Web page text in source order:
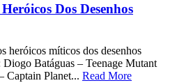
Dos Desenhos
heróicos míticos dos desenhos
Batáguas – Teenage Mutant
Captain Planet... Read More